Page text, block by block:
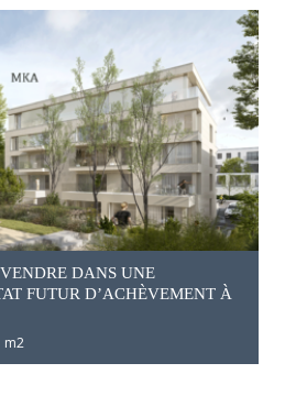
DANS UNE
FUTUR D’ACHÈVEMENT À
m2